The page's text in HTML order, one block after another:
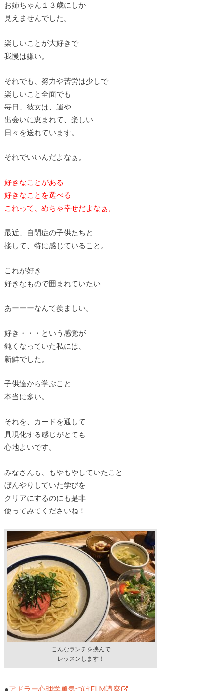
お姉ちゃん１３歳にしか
見えませんでした。
楽しいことが大好きで
我慢は嫌い。
それでも、努力や苦労は少しで
楽しいこと全面でも
毎日、彼女は、運や
出会いに恵まれて、楽しい
日々を送れています。
それでいいんだよなぁ。
好きなことがある
好きなことを選べる
これって、めちゃ幸せだよなぁ。
最近、自閉症の子供たちと
接して、特に感じていること。
これが好き
好きなもので囲まれていたい
あーーーなんて羨ましい。
好き・・・という感覚が
鈍くなっていた私には、
新鮮でした。
子供達から学ぶこと
本当に多い。
それを、カードを通して
具現化する感じがとても
心地よいです。
みなさんも、もやもやしていたこと
ぼんやりしていた学びを
クリアにするのにも是非
使ってみてくださいね！
こんなランチを挟んで
レッスンします！
●アドラー心理学勇気づけELM講座